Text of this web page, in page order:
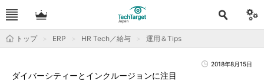
トップ ERP HR Tech／給与 運用＆Tips
2018年8月15日
ダイバーシティーとインクルージョンに注目